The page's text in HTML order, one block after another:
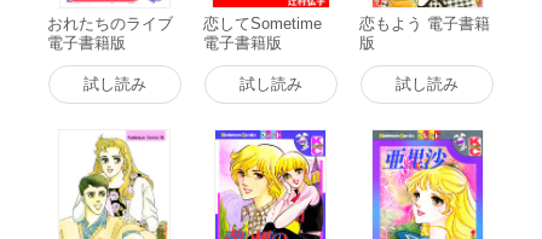
おれたちのライブ
電子書籍版
試し読み
恋してSometime
電子書籍版
試し読み
恋もよう 電子書籍
版
試し読み